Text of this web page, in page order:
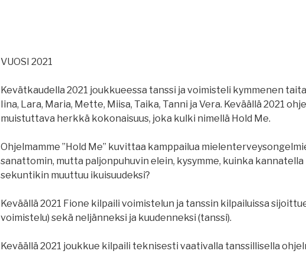
VUOSI 2021
Kevätkaudella 2021 joukkueessa tanssi ja voimisteli kymmenen
Iina, Lara, Maria, Mette, Miisa, Taika, Tanni ja Vera. Keväällä 2021
muistuttava herkkä kokonaisuus, joka kulki nimellä Hold Me.
Ohjelmamme ”Hold Me” kuvittaa kamppailua
sanattomin, mutta paljonpuhuvin elein, kysymme, kuinka kannatella
sekuntikin muuttuu ikuisuudeksi?
Keväällä 2021 Fione kilpaili voimistelun ja tanssin kilpailuissa
voimistelu) sekä neljänneksi ja kuudenneksi (tanssi).
Keväällä 2021 joukkue kilpaili teknisesti vaativalla tanssillisella